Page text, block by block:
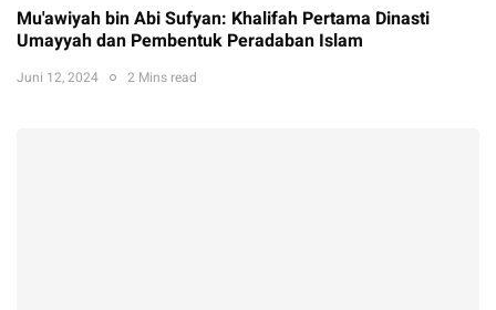
Mu'awiyah bin Abi Sufyan: Khalifah Pertama Dinasti
Umayyah dan Pembentuk Peradaban Islam
Juni 12, 2024 2 Mins read